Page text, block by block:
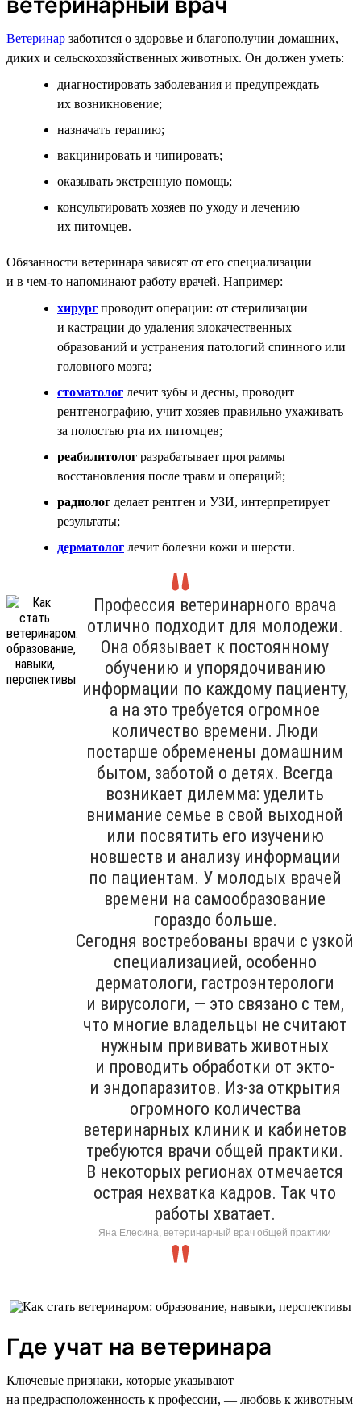
Ветеринар заботится о здоровье и благополучии домашних,
диких и сельскохозяйственных животных. Он должен уметь:
диагностировать заболевания и предупреждать
их возникновение;
назначать терапию;
вакцинировать и чипировать;
оказывать экстренную помощь;
консультировать хозяев по уходу и лечению
их питомцев.
Обязанности ветеринара зависят от его специализации
и в чем-то напоминают работу врачей. Например:
хирург проводит операции: от стерилизации
и кастрации до удаления злокачественных
образований и устранения патологий спинного или
головного мозга;
стоматолог лечит зубы и десны, проводит
рентгенографию, учит хозяев правильно ухаживать
за полостью рта их питомцев;
реабилитолог разрабатывает программы
восстановления после травм и операций;
радиолог делает рентген и УЗИ, интерпретирует
результаты;
дерматолог лечит болезни кожи и шерсти.
Профессия ветеринарного врача
отлично подходит для молодежи.
Она обязывает к постоянному
обучению и упорядочиванию
информации по каждому пациенту,
а на это требуется огромное
количество времени. Люди
постарше обременены домашним
бытом, заботой о детях. Всегда
возникает дилемма: уделить
внимание семье в свой выходной
или посвятить его изучению
новшеств и анализу информации
по пациентам. У молодых врачей
времени на самообразование
гораздо больше.
Сегодня востребованы врачи с узкой
специализацией, особенно
дерматологи, гастроэнтерологи
и вирусологи, — это связано с тем,
что многие владельцы не считают
нужным прививать животных
и проводить обработки от экто-
и эндопаразитов. Из-за открытия
огромного количества
ветеринарных клиник и кабинетов
требуются врачи общей практики.
В некоторых регионах отмечается
острая нехватка кадров. Так что
работы хватает.
Яна Елесина, ветеринарный врач общей практики
Где учат на ветеринара
Ключевые признаки, которые указывают
на предрасположенность к профессии, — любовь к животным